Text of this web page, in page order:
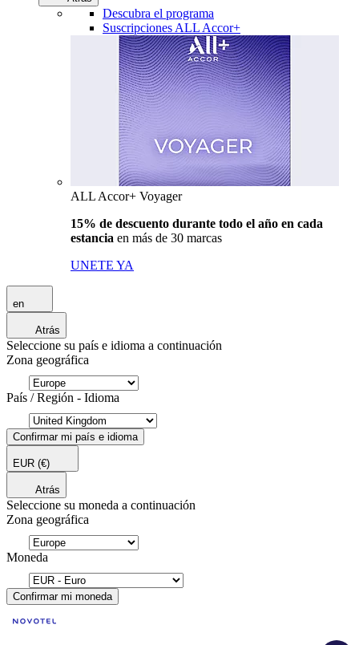
Descubra el programa
Suscripciones ALL Accor+
ALL Accor+ Voyager
15% de descuento durante todo el año en cada
estancia en más de 30 marcas
UNETE YA
en
Atrás
Seleccione su país e idioma a continuación
Zona geográfica
País / Región - Idioma
Confirmar mi país e idioma
EUR (€)
Atrás
Seleccione su moneda a continuación
Zona geográfica
Moneda
Confirmar mi moneda